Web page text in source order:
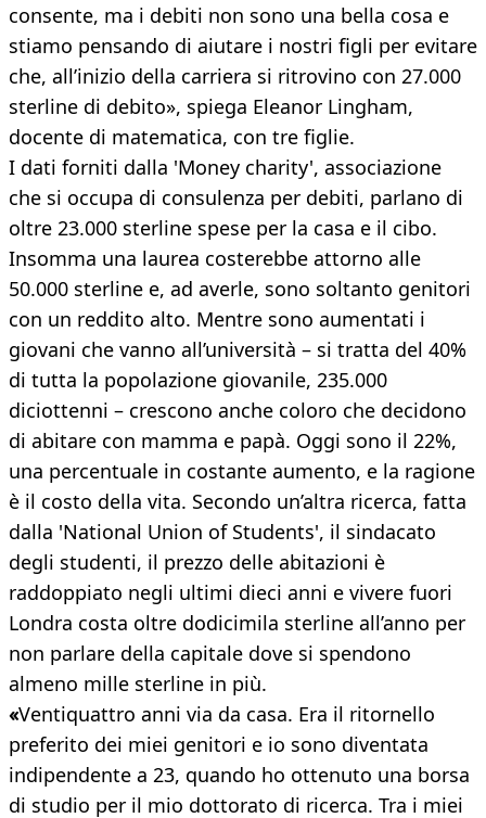
consente, ma i debiti non sono una bella cosa e
stiamo pensando di aiutare i nostri figli per evitare
che, all’inizio della carriera si ritrovino con 27.000
sterline di debito», spiega Eleanor Lingham,
docente di matematica, con tre figlie.
I dati forniti dalla 'Money charity', associazione
che si occupa di consulenza per debiti, parlano di
oltre 23.000 sterline spese per la casa e il cibo.
Insomma una laurea costerebbe attorno alle
50.000 sterline e, ad averle, sono soltanto genitori
con un reddito alto. Mentre sono aumentati i
giovani che vanno all’università – si tratta del 40%
di tutta la popolazione giovanile, 235.000
diciottenni – crescono anche coloro che decidono
di abitare con mamma e papà. Oggi sono il 22%,
una percentuale in costante aumento, e la ragione
è il costo della vita. Secondo un’altra ricerca, fatta
dalla 'National Union of Students', il sindacato
degli studenti, il prezzo delle abitazioni è
raddoppiato negli ultimi dieci anni e vivere fuori
Londra costa oltre dodicimila sterline all’anno per
non parlare della capitale dove si spendono
almeno mille sterline in più.
«Ventiquattro anni via da casa. Era il ritornello
preferito dei miei genitori e io sono diventata
indipendente a 23, quando ho ottenuto una borsa
di studio per il mio dottorato di ricerca. Tra i miei